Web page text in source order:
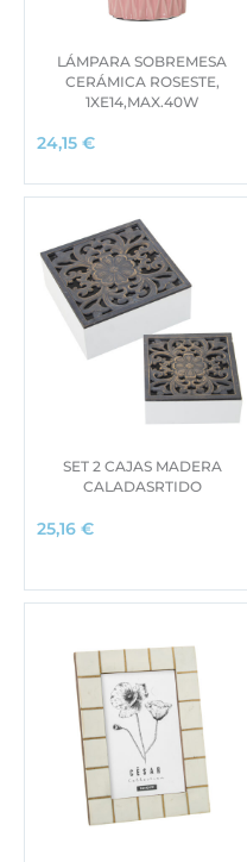
LÁMPARA SOBREMESA
CERÁMICA ROSESTE,
1XE14,MAX.40W
24,15 €
SET 2 CAJAS MADERA
CALADASRTIDO
25,16 €